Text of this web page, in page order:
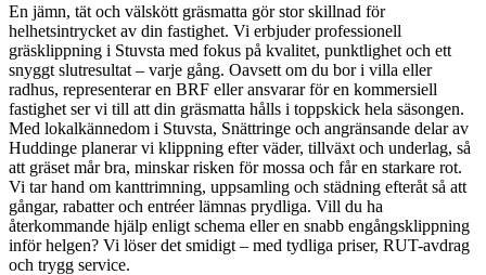
En jämn, tät och välskött gräsmatta gör stor skillnad för
helhetsintrycket av din fastighet. Vi erbjuder professionell
gräsklippning i Stuvsta med fokus på kvalitet, punktlighet och ett
snyggt slutresultat – varje gång. Oavsett om du bor i villa eller
radhus, representerar en BRF eller ansvarar för en kommersiell
fastighet ser vi till att din gräsmatta hålls i toppskick hela säsongen.
Med lokalkännedom i Stuvsta, Snättringe och angränsande delar av
Huddinge planerar vi klippning efter väder, tillväxt och underlag, så
att gräset mår bra, minskar risken för mossa och får en starkare rot.
Vi tar hand om kanttrimning, uppsamling och städning efteråt så att
gångar, rabatter och entréer lämnas prydliga. Vill du ha
återkommande hjälp enligt schema eller en snabb engångsklippning
inför helgen? Vi löser det smidigt – med tydliga priser, RUT-avdrag
och trygg service.